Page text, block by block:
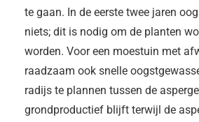
te gaan. In de eerste twee jaren
niets; dit is nodig om de planten
worden. Voor een moestuin met
raadzaam ook snelle
radijs te plannen tussen de
grondproductief blijft terwijl de